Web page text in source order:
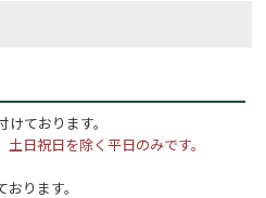
ております。
日祝日を除く平日のみです。
ります。